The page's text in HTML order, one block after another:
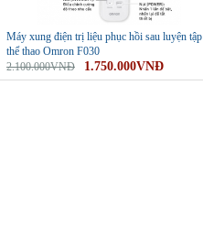
Máy xung điện trị liệu phục hồi sau luyện tập
thể thao Omron F030
2.100.000VNĐ
1.750.000VNĐ